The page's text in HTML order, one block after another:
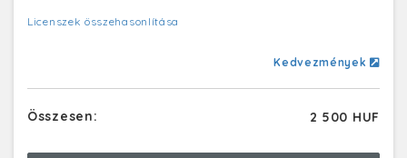
Licenszek összehasonlítása
Kedvezmények
Összesen: 2 500 HUF